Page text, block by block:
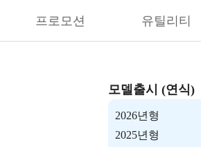
프로모션 유틸리티
모델출시 (연식)
2026년형
2025년형